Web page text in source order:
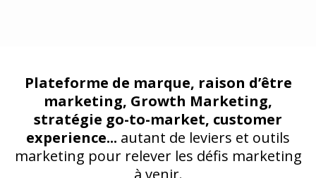
Plateforme de marque, raison d’être
marketing, Growth Marketing,
stratégie go-to-market, customer
experience... autant de leviers et outils
marketing pour relever les défis marketing